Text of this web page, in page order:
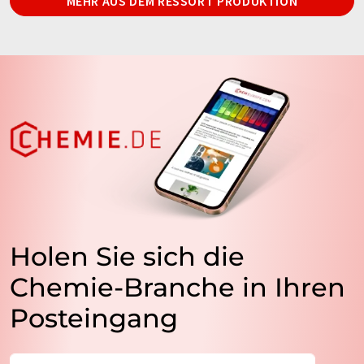
Holen Sie sich die
Chemie-Branche in Ihren
Posteingang